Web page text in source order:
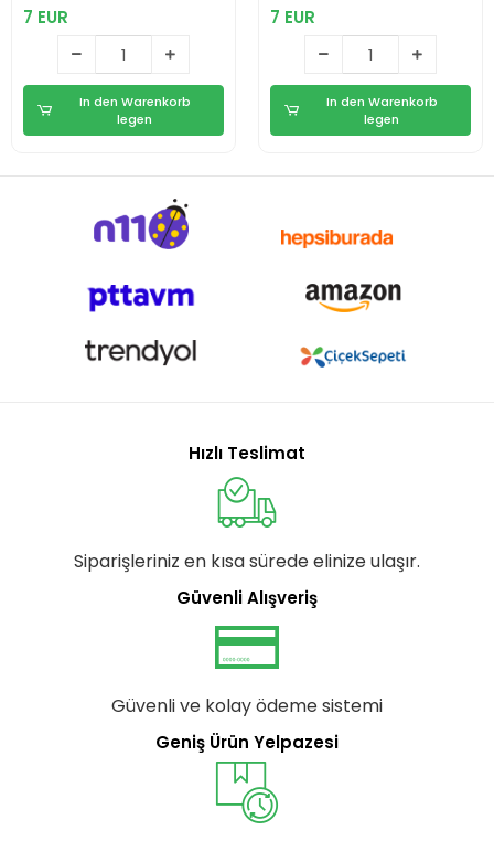
7 EUR
In den Warenkorb
legen
7 EUR
In den Warenkorb
legen
Hızlı Teslimat
Siparişleriniz en kısa sürede elinize ulaşır.
Güvenli Alışveriş
Güvenli ve kolay ödeme sistemi
Geniş Ürün Yelpazesi